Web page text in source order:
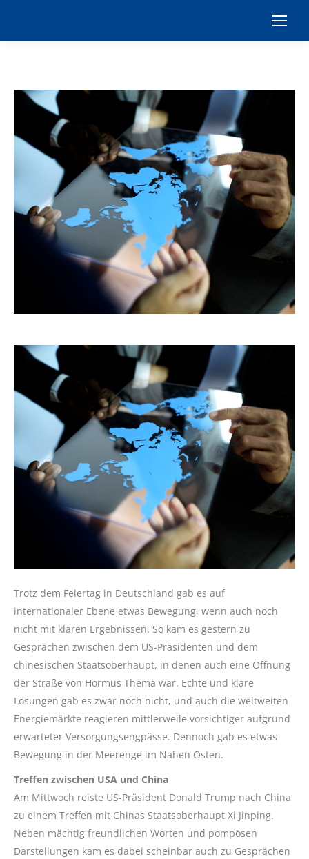
Trotz dem Feiertag in Deutschland gab es auf
internationaler Ebene etwas Bewegung, wenn auch noch
nicht mit klaren Ergebnissen. So kam es gestern zu
Gesprächen zwischen dem US-Präsidenten und dem
chinesischen Staatsoberhaupt, in denen auch eine Öffnung
der Straße von Hormus Thema war. Echte und klare
Lösungen gab es zwar noch nicht, und auch die weltweiten
Energiemärkte reagieren mittlerweile vorsichtiger aufgrund
erwarteter Versorgungsengpässe. Dennoch gab es etwas
Bewegung in der Meerenge im Nahen Osten.
Treffen zwischen USA und China
Am Mittwoch reiste US-Präsident Donald Trump nach China
zu einem Treffen mit Chinas Staatsoberhaupt Xi Jinping.
Neben mächtig freundlichen Worten und pompösen
Darstellungen kam es dabei scheinbar auch zu Gesprächen